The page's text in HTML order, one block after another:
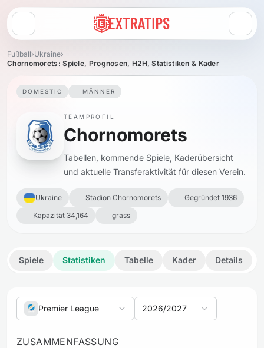
Menü öffnen
Fußball›Ukraine›
Chornomorets: Spiele, Prognosen, H2H, Statistiken & Kader
DOMESTIC MÄNNER
TEAMPROFIL
Chornomorets
Tabellen, kommende Spiele, Kaderübersicht
und aktuelle Transferaktivität für diesen Verein.
Ukraine Stadion Chornomorets
Gegründet 1936
Kapazität 34,164
grass
Spiele Statistiken Tabelle Kader Details
Premier League 2026/2027
ZUSAMMENFASSUNG